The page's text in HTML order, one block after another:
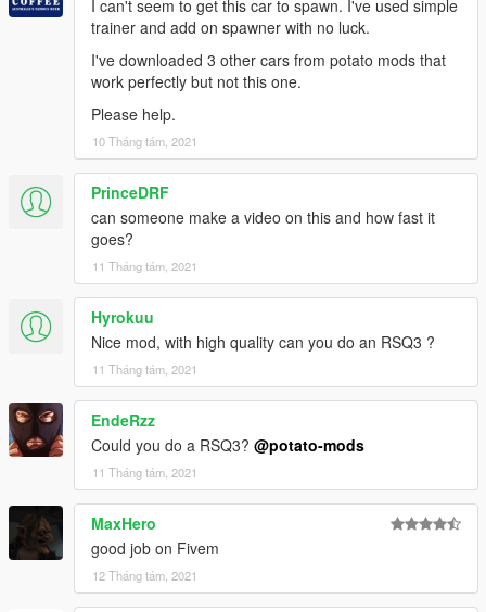
I can't seem to get this car to spawn. I've used simple
trainer and add on spawner with no luck.
I've downloaded 3 other cars from potato mods that
work perfectly but not this one.
Please help.
10 Tháng tám, 2021
PrinceDRF
can someone make a video on this and how fast it
goes?
11 Tháng tám, 2021
Hyrokuu
Nice mod, with high quality can you do an RSQ3 ?
11 Tháng tám, 2021
EndeRzz
Could you do a RSQ3? @potato-mods
11 Tháng tám, 2021
MaxHero
good job on Fivem
12 Tháng tám, 2021